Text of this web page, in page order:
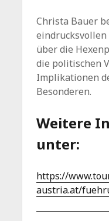
Christa Bauer
über die
die politischen
Implikationen
Besonderen.
Weitere
unter:
https://
austria.at/